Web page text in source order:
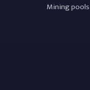
Mining pools